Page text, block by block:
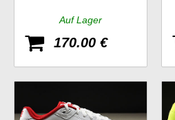
Auf Lager
170.00 €